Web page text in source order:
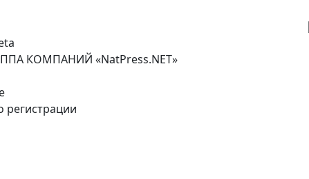
КОМПАНИЙ «NatPress.NET»
регистрации